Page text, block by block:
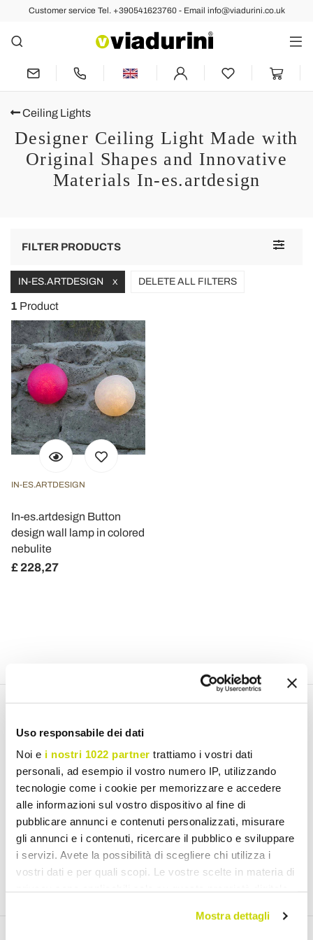
Uso responsabile dei dati
Noi e i nostri 1022 partner trattiamo i vostri dati
personali, ad esempio il vostro numero IP, utilizzando
tecnologie come i cookie per memorizzare e accedere
alle informazioni sul vostro dispositivo al fine di
pubblicare annunci e contenuti personalizzati, misurare
gli annunci e i contenuti, ricercare il pubblico e sviluppare
i servizi. Avete la possibilità di scegliere chi utilizza i
vostri dati e per quali scopi. Le vostre scelte in materia di
modificare o revocare il proprio consenso in qualsiasi
Mostra dettagli
Customer service Tel. +390541623760 - Email info@viadurini.co.uk
Ceiling Lights
Designer Ceiling Light Made with
Original Shapes and Innovative
Materials In-es.artdesign
Toggle
FILTER PRODUCTS
IN-ES.ARTDESIGN X DELETE ALL FILTERS
1 Product
IN-ES.ARTDESIGN
In-es.artdesign Button
design wall lamp in colored
nebulite
£ 228,27
I have read and accept the Terms of use of personal data
(Link)
Join us